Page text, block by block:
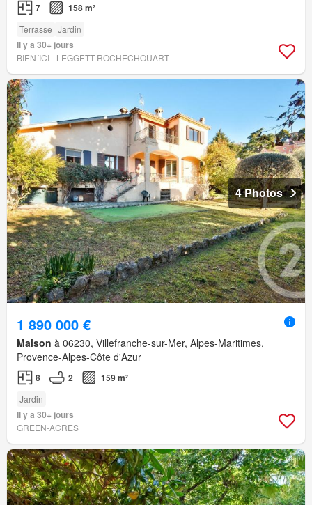
7 158 m²
Terrasse Jardin
Il y a 30+ jours
BIEN´ICI - LEGGETT-ROCHECHOUART
4 Photos
1 890 000 €
Maison à 06230, Villefranche-sur-Mer, Alpes-Maritimes,
Provence-Alpes-Côte d'Azur
8 2 159 m²
Jardin
Il y a 30+ jours
GREEN-ACRES